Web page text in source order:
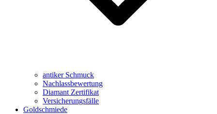
antiker Schmuck
Nachlassbewertung
Diamant Zertifikat
Versicherungsfälle
Goldschmiede